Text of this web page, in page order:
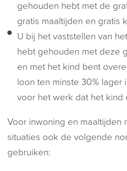
gehouden hebt met de
gratis maaltijden en gratis
U bij het vaststellen van
hebt gehouden met deze
en met het kind bent
loon ten minste 30% lager
voor het werk dat het kind
Voor inwoning en maaltijden
situaties ook de volgende
gebruiken: